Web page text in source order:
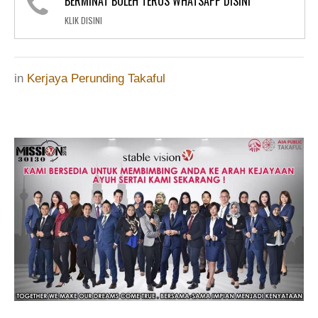
KLIK DISINI
in Kerjaya Perunding Takaful